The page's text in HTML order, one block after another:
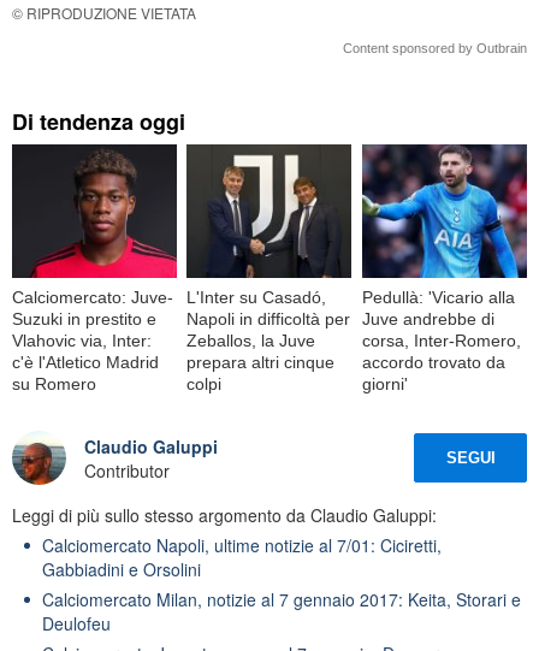
© RIPRODUZIONE VIETATA
Content sponsored by Outbrain
Di tendenza oggi
Calciomercato: Juve-
Suzuki in prestito e
Vlahovic via, Inter:
c'è l'Atletico Madrid
su Romero
L'Inter su Casadó,
Napoli in difficoltà per
Zeballos, la Juve
prepara altri cinque
colpi
Pedullà: 'Vicario alla
Juve andrebbe di
corsa, Inter-Romero,
accordo trovato da
giorni'
Claudio Galuppi
Contributor
SEGUI
Leggi di più sullo stesso argomento da Claudio Galuppi:
Calciomercato Napoli, ultime notizie al 7/01: Ciciretti,
Gabbiadini e Orsolini
Calciomercato Milan, notizie al 7 gennaio 2017: Keita, Storari e
Deulofeu